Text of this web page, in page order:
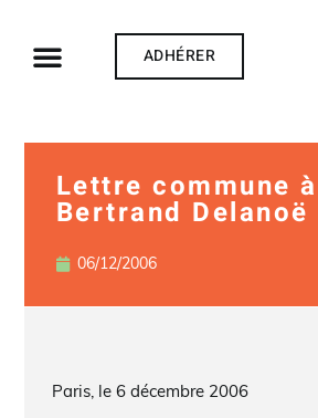
ADHÉRER
Lettre commune à
Bertrand Delanoë
06/12/2006
Paris, le 6 décembre 2006